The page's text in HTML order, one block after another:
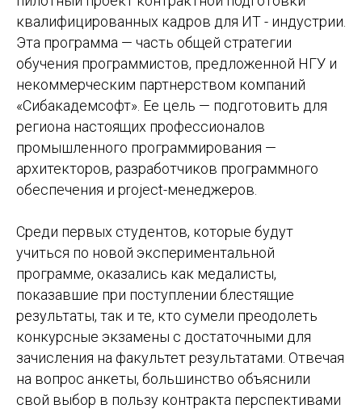
квалифицированных кадров для ИТ - индустрии.
Эта программа — часть общей стратегии
обучения программистов, предложенной НГУ и
некоммерческим партнерством компаний
«Сибакадемсофт». Ее цель — подготовить для
региона настоящих профессионалов
промышленного программирования —
архитекторов, разработчиков программного
обеспечения и project-менеджеров.
Среди первых студентов, которые будут
учиться по новой экспериментальной
программе, оказались как медалисты,
показавшие при поступлении блестящие
результаты, так и те, кто сумели преодолеть
конкурсные экзамены с достаточными для
зачисления на факультет результатами. Отвечая
на вопрос анкеты, большинство объяснили
свой выбор в пользу контракта перспективами